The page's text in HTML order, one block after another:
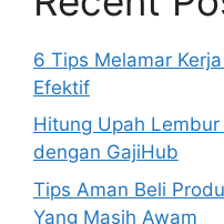
6 Tips Melamar
Efektif
Hitung Upah
dengan GajiHub
Tips Aman Beli
Yang Masih Awam